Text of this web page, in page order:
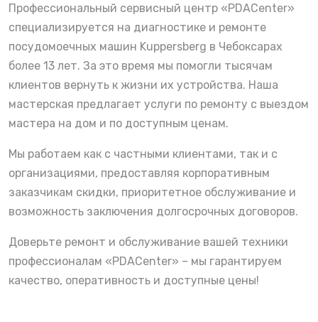
Профессиональный сервисный центр «PDACenter»
специализируется на диагностике и ремонте
посудомоечных машин Kuppersberg в Чебоксарах
более 13 лет. За это время мы помогли тысячам
клиентов вернуть к жизни их устройства. Наша
мастерская предлагает услуги по ремонту с выездом
мастера на дом и по доступным ценам.
Мы работаем как с частными клиентами, так и с
организациями, предоставляя корпоративным
заказчикам скидки, приоритетное обслуживание и
возможность заключения долгосрочных договоров.
Доверьте ремонт и обслуживание вашей техники
профессионалам «PDACenter» – мы гарантируем
качество, оперативность и доступные цены!